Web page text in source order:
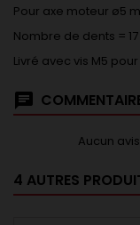
Pour axe moteur ø5
Nombre de dents = 17
Livré avec vis M5
Aucun
4 AUTRES